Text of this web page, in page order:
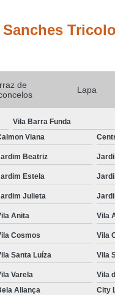
de
Lapa
Vila Barra Funda
Viana
Beatriz
Estela
Julieta
Anita Vila
Cosmos Vila
Santa Luíza Vila
Varela Vila
Aliança City